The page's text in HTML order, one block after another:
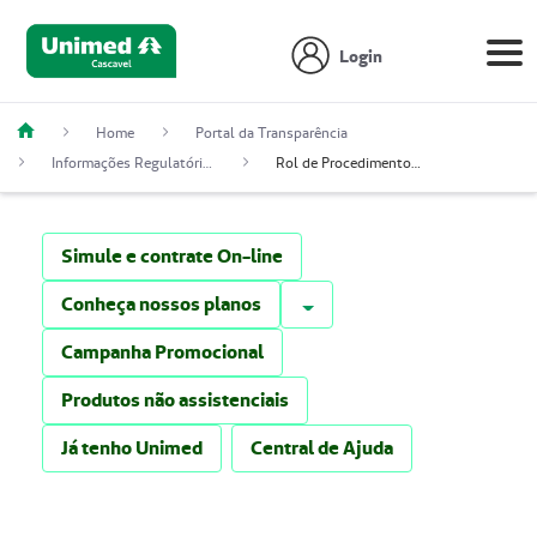
Login
Home
Portal da Transparência
Informações Regulatórias
Rol de Procedimentos e Eventos em Saúde
Simule e contrate On-line
Conheça nossos planos
Alternar
Campanha Promocional
Produtos não assistenciais
Já tenho Unimed
Central de Ajuda